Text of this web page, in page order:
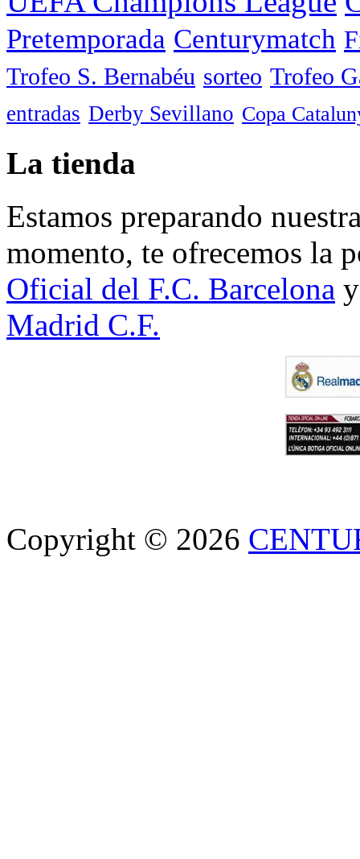
Pretemporada Centurymatch
Trofeo S. Bernabéu sorteo Trofeo
entradas Derby Sevillano Copa
La tienda
Estamos preparando
momento, te ofrecemos la
Oficial del F.C. Barcelona
Madrid C.F.
Copyright © 2026